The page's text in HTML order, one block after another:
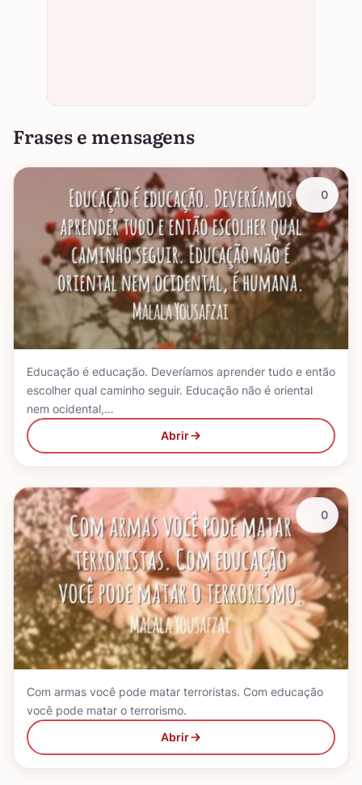
Frases e mensagens
Educação é educação. Deveríamos aprender tudo e então
escolher qual caminho seguir. Educação não é oriental
nem ocidental,…
Abrir
0
Com armas você pode matar terroristas. Com educação
você pode matar o terrorismo.
Abrir
0